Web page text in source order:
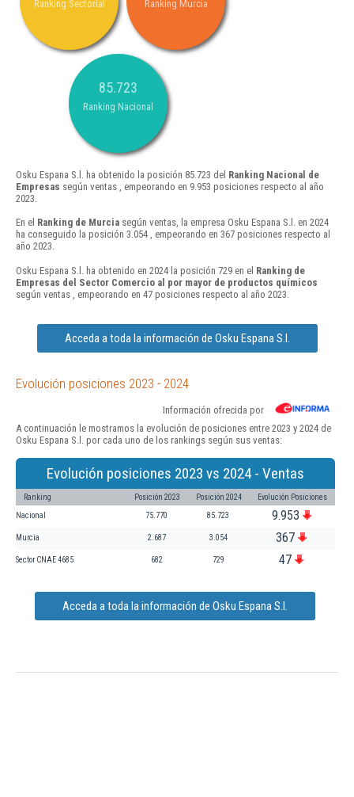
Ranking Sectorial Ranking Murcia
85.723
Ranking Nacional
Osku Espana S.l. ha obtenido la posición 85.723 del Ranking Nacional de
Empresas según ventas , empeorando en 9.953 posiciones respecto al año
2023.
En el Ranking de Murcia según ventas, la empresa Osku Espana S.l. en 2024
ha conseguido la posición 3.054 , empeorando en 367 posiciones respecto al
año 2023.
Osku Espana S.l. ha obtenido en 2024 la posición 729 en el Ranking de
Empresas del Sector Comercio al por mayor de productos químicos
según ventas , empeorando en 47 posiciones respecto al año 2023.
Acceda a toda la información de Osku Espana S.l.
Evolución posiciones 2023 - 2024
Información ofrecida por
A continuación le mostramos la evolución de posiciones entre 2023 y 2024 de
Osku Espana S.l. por cada uno de los rankings según sus ventas:
Evolución posiciones 2023 vs 2024 - Ventas
Ranking Posición 2023 Posición 2024 Evolución Posiciones
Nacional 75.770 85.723 9.953
Murcia 2.687 3.054 367
Sector CNAE 4685 682 729 47
Acceda a toda la información de Osku Espana S.l.